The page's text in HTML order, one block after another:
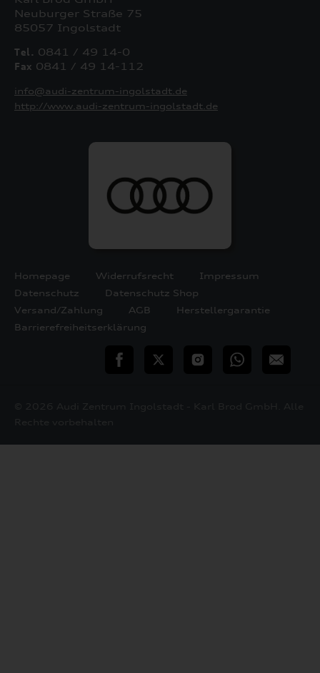
Neuburger Straße 75
85057 Ingolstadt
Tel. 0841 / 49 14-0
Fax 0841 / 49 14-112
info@audi-zentrum-ingolstadt.de
http://www.audi-zentrum-ingolstadt.de
Homepage Widerrufsrecht
Impressum
Datenschutz
Datenschutz Shop
Versand/Zahlung
AGB
Herstellergarantie
Barrierefreiheitserklärung
teilen Twitter InstagramWhatsApp
E-